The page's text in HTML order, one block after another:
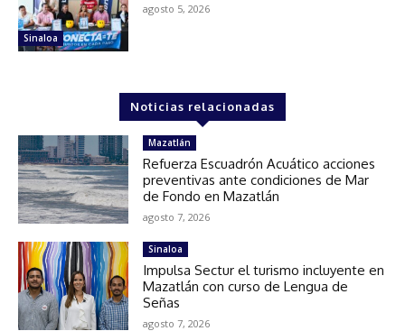
Sinaloa
agosto 5, 2026
Noticias relacionadas
Mazatlán
Refuerza Escuadrón Acuático acciones
preventivas ante condiciones de Mar
de Fondo en Mazatlán
agosto 7, 2026
Sinaloa
Impulsa Sectur el turismo incluyente en
Mazatlán con curso de Lengua de
Señas
agosto 7, 2026